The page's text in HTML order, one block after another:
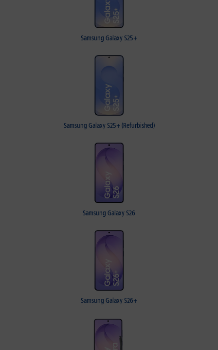
Samsung Galaxy S25+
Samsung Galaxy S25+ (Refurbished)
Samsung Galaxy S26
Samsung Galaxy S26+